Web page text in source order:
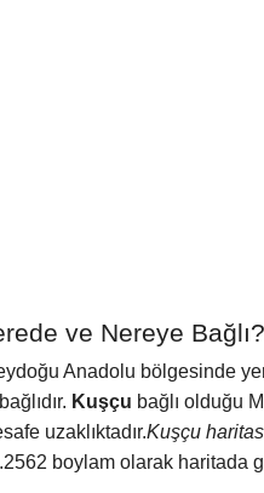
ve Nereye Bağlı?
Anadolu bölgesinde
Kuşçu bağlı olduğu
uzaklıktadır.Kuşçu
boylam olarak haritada